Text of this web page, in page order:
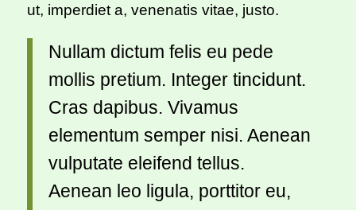
ut, imperdiet a, venenatis vitae, justo.
Nullam dictum felis eu pede
mollis pretium. Integer tincidunt.
Cras dapibus. Vivamus
elementum semper nisi. Aenean
vulputate eleifend tellus.
Aenean leo ligula, porttitor eu,